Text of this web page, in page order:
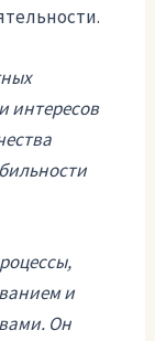
интересов
и
Он